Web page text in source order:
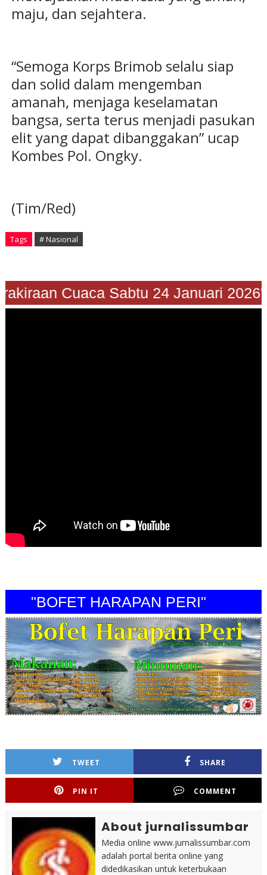
maju, dan sejahtera.
“Semoga Korps Brimob selalu siap
dan solid dalam mengemban
amanah, menjaga keselamatan
bangsa, serta terus menjadi pasukan
elit yang dapat dibanggakan” ucap
Kombes Pol. Ongky.
(Tim/Red)
Tags # Nasional
Cuaca Sabtu 24 Januari
"BOFET HARAPAN PERI"
TWEET SHARE
PIN IT COMMENT
About jurnalissumbar
Media online www.jurnalissumbar.com
adalah portal berita online yang
didedikasikan untuk keterbukaan